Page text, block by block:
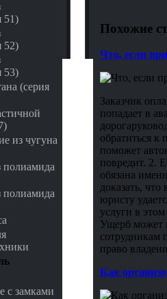
51)
52)
53)
(серия
из чугуна
полиамида
полиамида
замками
Похожие
Что, если
Заказчик
попадает в
обратиться к
поможет
повредит. 2.
обязана
доказать,
юристу
услуги в
Ущерб может
сотрудникам
право
Как